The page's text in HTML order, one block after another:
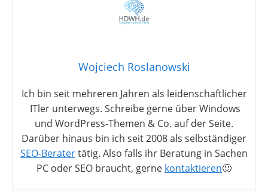
Wojciech Roslanowski
Ich bin seit mehreren Jahren als leidenschaftlicher
ITler unterwegs. Schreibe gerne über Windows
und WordPress-Themen & Co. auf der Seite.
Darüber hinaus bin ich seit 2008 als selbständiger
SEO-Beratertätig. Also falls ihr Beratung in Sachen
PC oder SEO braucht, gerne kontaktieren🙂